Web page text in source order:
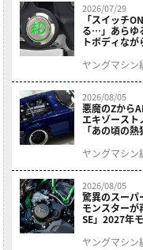
2026/07/29
「スイッチ
る…」あらゆ
トボディな
ニット プレシ
ヤングマシン
2026/08/05
悪魔のZから
エキゾースト
「あの頃の
結！
ヤングマシン
2026/08/05
驚異のスーパ
モンスターが
SE」2027年
ヤングマシン